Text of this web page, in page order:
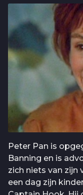
Peter Pan is
Banning en is
zich niets van zijn
een dag zijn